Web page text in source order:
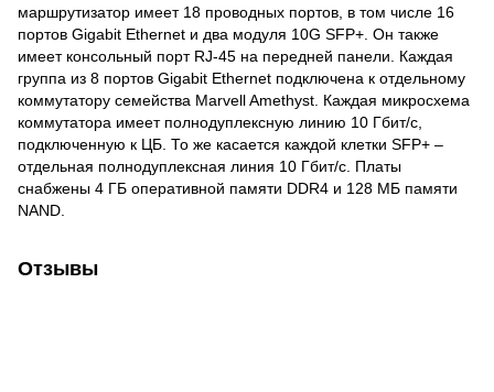
маршрутизатор имеет 18 проводных портов, в том числе 16
портов Gigabit Ethernet и два модуля 10G SFP+. Он также
имеет консольный порт RJ-45 на передней панели. Каждая
группа из 8 портов Gigabit Ethernet подключена к отдельному
коммутатору семейства Marvell Amethyst. Каждая микросхема
коммутатора имеет полнодуплексную линию 10 Гбит/с,
подключенную к ЦБ. То же касается каждой клетки SFP+ –
отдельная полнодуплексная линия 10 Гбит/с. Платы
снабжены 4 ГБ оперативной памяти DDR4 и 128 МБ памяти
NAND.
Отзывы